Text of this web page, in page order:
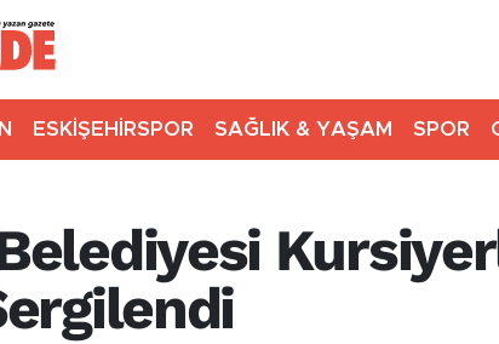
ESKİŞEHİRSPOR SAĞLIK & YAŞAM SPOR